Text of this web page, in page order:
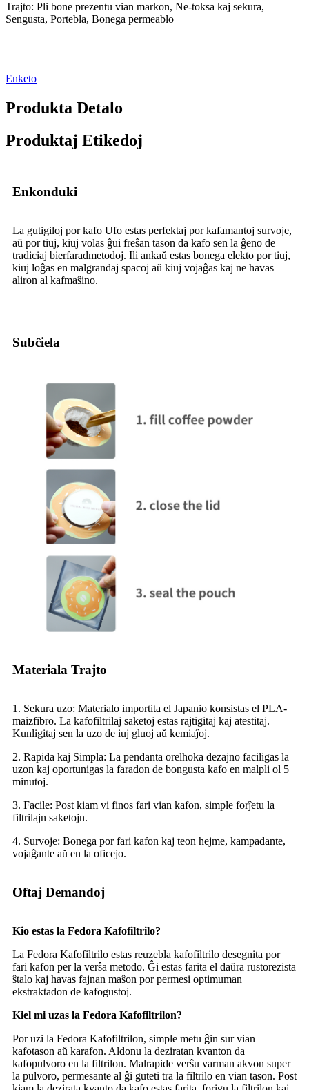
Trajto: Pli bone prezentu vian markon, Ne-toksa kaj sekura,
Sengusta, Portebla, Bonega permeablo
Enketo
Produkta Detalo
Produktaj Etikedoj
Enkonduki
La gutigiloj por kafo Ufo estas perfektaj por kafamantoj survoje,
aŭ por tiuj, kiuj volas ĝui freŝan tason da kafo sen la ĝeno de
tradiciaj bierfaradmetodoj. Ili ankaŭ estas bonega elekto por tiuj,
kiuj loĝas en malgrandaj spacoj aŭ kiuj vojaĝas kaj ne havas
aliron al kafmaŝino.
Subĉiela
Materiala Trajto
1. Sekura uzo: Materialo importita el Japanio konsistas el PLA-
maizfibro. La kafofiltrilaj saketoj estas rajtigitaj kaj atestitaj.
Kunligitaj sen la uzo de iuj gluoj aŭ kemiaĵoj.
2. Rapida kaj Simpla: La pendanta orelhoka dezajno faciligas la
uzon kaj oportunigas la faradon de bongusta kafo en malpli ol 5
minutoj.
3. Facile: Post kiam vi finos fari vian kafon, simple forĵetu la
filtrilajn saketojn.
4. Survoje: Bonega por fari kafon kaj teon hejme, kampadante,
vojaĝante aŭ en la oficejo.
Oftaj Demandoj
Kio estas la Fedora Kafofiltrilo?
La Fedora Kafofiltrilo estas reuzebla kafofiltrilo desegnita por
fari kafon per la verŝa metodo. Ĝi estas farita el daŭra rustorezista
ŝtalo kaj havas fajnan maŝon por permesi optimuman
ekstraktadon de kafogustoj.
Kiel mi uzas la Fedora Kafofiltrilon?
Por uzi la Fedora Kafofiltrilon, simple metu ĝin sur vian
kafotason aŭ karafon. Aldonu la deziratan kvanton da
kafopulvoro en la filtrilon. Malrapide verŝu varman akvon super
la pulvoro, permesante al ĝi guteti tra la filtrilo en vian tason. Post